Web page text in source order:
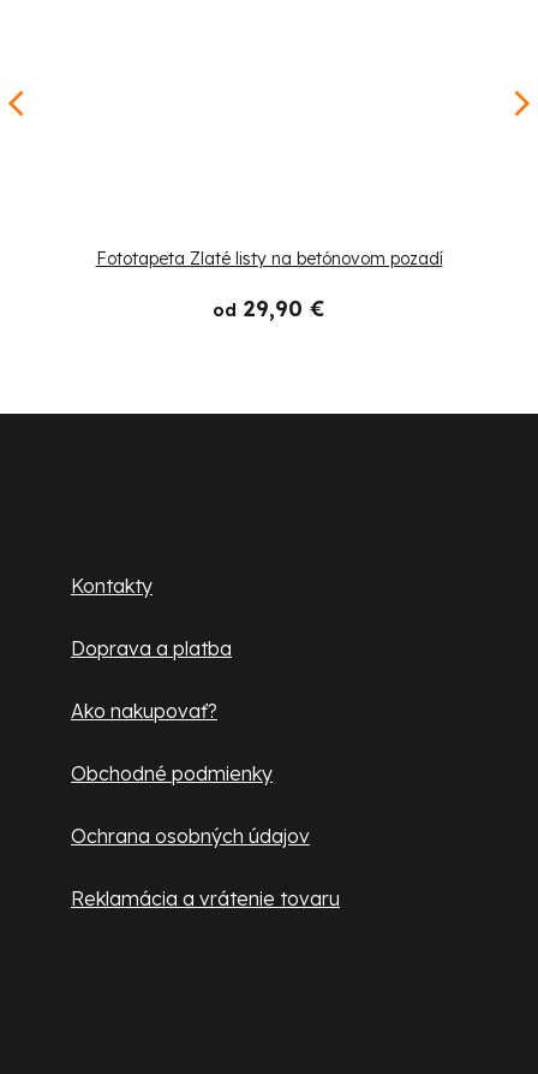
Fototapeta Zlaté listy na betónovom pozadí
od 29,90 €
Kontakty
Doprava a platba
Ako nakupovať?
Obchodné podmienky
Ochrana osobných údajov
Reklamácia a vrátenie tovaru